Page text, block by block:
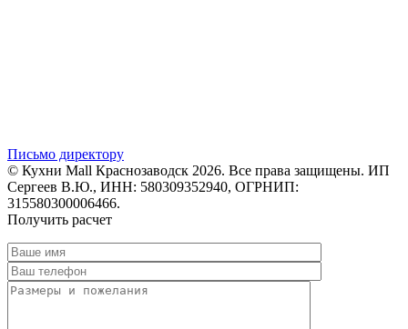
Письмо директору
© Кухни Mall Краснозаводск 2026. Все права защищены. ИП
Сергеев В.Ю., ИНН: 580309352940, ОГРНИП:
315580300006466.
Получить расчет